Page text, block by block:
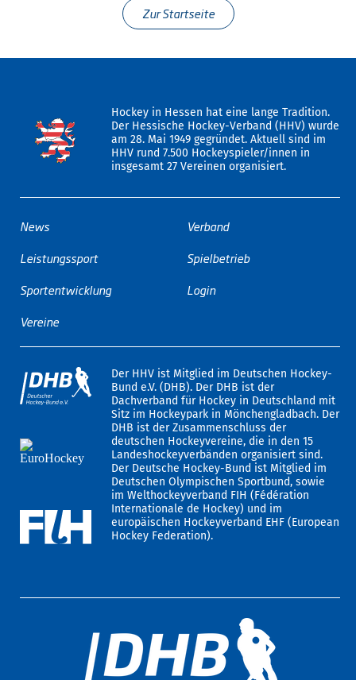
Zur Startseite
Hockey in Hessen hat eine lange Tradition.
Der Hessische Hockey-Verband (HHV) wurde
am 28. Mai 1949 gegründet. Aktuell sind im
HHV rund 7.500 Hockeyspieler/innen in
insgesamt 27 Vereinen organisiert.
News
Leistungssport
Sportentwicklung
Vereine
Verband
Spielbetrieb
Login
Der HHV ist Mitglied im Deutschen Hockey-
Bund e.V. (DHB). Der DHB ist der
Dachverband für Hockey in Deutschland mit
Sitz im Hockeypark in Mönchengladbach. Der
DHB ist der Zusammenschluss der
deutschen Hockeyvereine, die in den 15
Landeshockeyverbänden organisiert sind.
Der Deutsche Hockey-Bund ist Mitglied im
Deutschen Olympischen Sportbund, sowie
im Welthockeyverband FIH (Fédération
Internationale de Hockey) und im
europäischen Hockeyverband EHF (European
Hockey Federation).